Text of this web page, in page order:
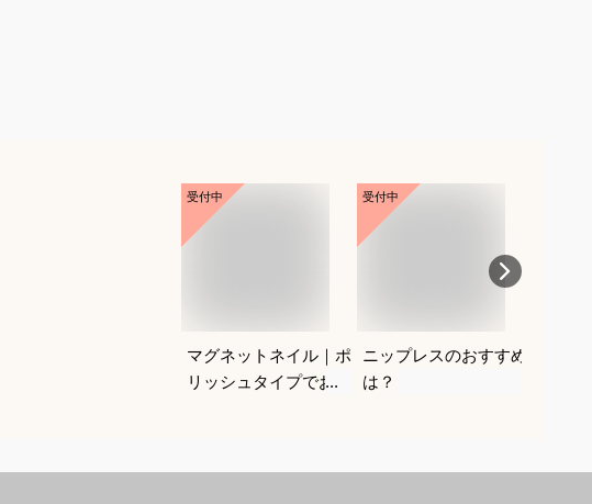
受付中
マグネットネイル｜ポ
リッシュタイプでおす
受付中
ニップレスのおすすめ
は？